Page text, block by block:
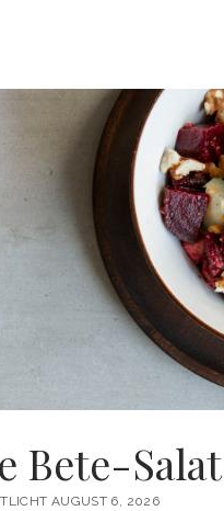
Bete-Salat
AUGUST 6, 2026